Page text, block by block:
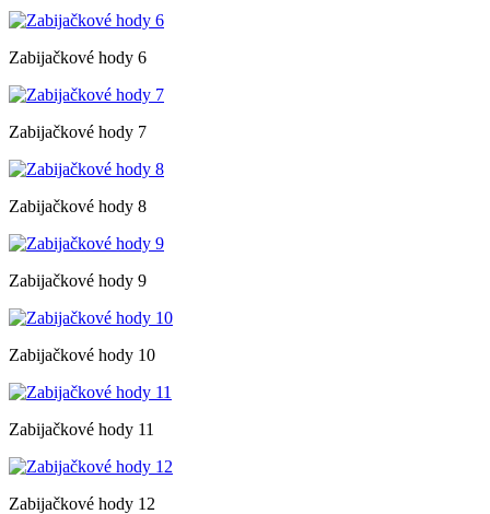
Zabijačkové hody 6
Zabijačkové hody 7
Zabijačkové hody 8
Zabijačkové hody 9
Zabijačkové hody 10
Zabijačkové hody 11
Zabijačkové hody 12